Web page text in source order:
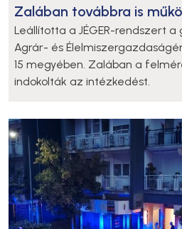
Zalában továbbra is
Leállította a JÉGER-rendszert
Agrár- és
15 megyében. Zalában a
indokolták az intézkedést.